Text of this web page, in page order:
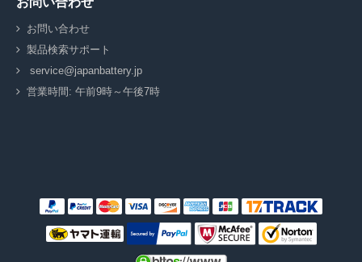
お問い合わせ
製品検索サポート
service@japanbattery.jp
営業時間: 午前9時～午後7時